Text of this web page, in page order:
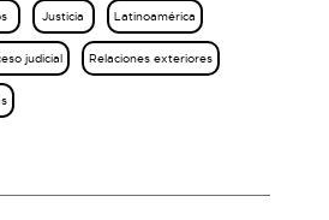
Justicia Latinoamérica
judicial Relaciones exteriores